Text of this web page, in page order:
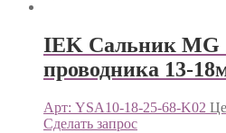
IEK Сальник MG
проводника 13-
Арт: YSA10-18-25-68-K02
Сделать запрос